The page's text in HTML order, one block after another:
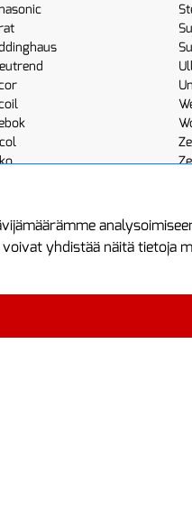
Uutiskirje
Tilaa maksuton
yhdistää näitä tietoja